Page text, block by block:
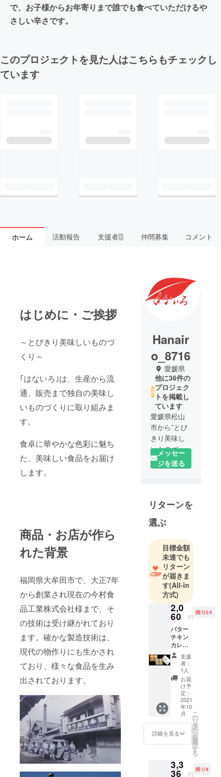
で、お子様からお年寄りまで誰でも食べていただけるや
さしい辛さです。
このプロジェクトを見た人はこちらもチェックし
ています
ホーム 活動報告 支援者5 仲間募集 コメント
はじめに・ご挨拶
～とびきり美味しいものづ
くり～
｢はないろ｣は、生産から流
通、販売まで独自の美味し
いものづくりに取り組みま
す。
食卓に華やかな色彩に魅ち
た、美味しい食品をお届け
します。
商品・お店が作ら
れた背景
福岡県大牟田市で、大正7年
から創業され現在の今村食
品工業株式会社様まで、そ
の技術は受け継がれており
ます。確かな製造技術は、
現代の物作りにも生かされ
ており、様々な食品を生み
出されております。
Hanair
o_8716
愛媛県
他に36件の
プロジェク
トを掲載し
ています
愛媛県松山
市から”とび
きり美味し
いものづく
り”を経営理
念として、
色々なメー
タッグを組
いもの作り
をサポート
していま
す。
メッセー
ジを送る
リターンを
選ぶ
目標金額
未達でも
リターン
が届きま
す(All-in
方式)
2,0
60 円
残り24
バター
チキン
カレー
200g×2
袋 (送料
&消費税
込） 賞
味期300
日～365
日の間
原材料:
手羽元
肉(熊本
県産)、
トマ
ト、玉
カレー
ルウ(小
支援
者：
1人
お届
け予
定：
2021
年10
月
詳細を見る
こ
の
リ
タ
ー
ン
を
選
択
す
る
3,3
36 円
残り9